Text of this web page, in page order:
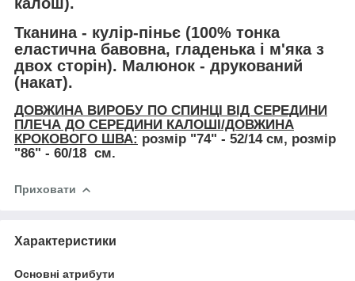
калош).
Тканина - кулір-піньє (100% тонка
еластична бавовна, гладенька і м'яка з
двох сторін). Малюнок - друкований
(накат).
ДОВЖИНА ВИРОБУ ПО СПИНЦІ ВІД СЕРЕДИНИ
ПЛЕЧА ДО СЕРЕДИНИ КАЛОШІ/ДОВЖИНА
КРОКОВОГО ШВА: розмір "74" - 52/14 см, розмір
"86" - 60/18 см.
Приховати
Характеристики
Основні атрибути